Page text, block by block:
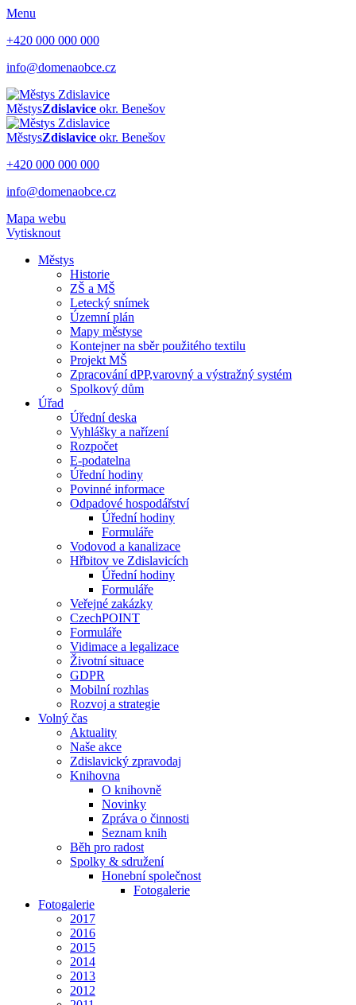
Menu
+420 000 000 000
info@domenaobce.cz
MěstysZdislavice okr. Benešov
MěstysZdislavice okr. Benešov
+420 000 000 000
info@domenaobce.cz
Mapa webu
Vytisknout
Městys
Historie
ZŠ a MŠ
Letecký snímek
Územní plán
Mapy městyse
Kontejner na sběr použitého textilu
Projekt MŠ
Zpracování dPP,varovný a výstražný systém
Spolkový dům
Úřad
Úřední deska
Vyhlášky a nařízení
Rozpočet
E-podatelna
Úřední hodiny
Povinné informace
Odpadové hospodářství
Úřední hodiny
Formuláře
Vodovod a kanalizace
Hřbitov ve Zdislavicích
Úřední hodiny
Formuláře
Veřejné zakázky
CzechPOINT
Formuláře
Vidimace a legalizace
Životní situace
GDPR
Mobilní rozhlas
Rozvoj a strategie
Volný čas
Aktuality
Naše akce
Zdislavický zpravodaj
Knihovna
O knihovně
Novinky
Zpráva o činnosti
Seznam knih
Běh pro radost
Spolky & sdružení
Honební společnost
Fotogalerie
Fotogalerie
2017
2016
2015
2014
2013
2012